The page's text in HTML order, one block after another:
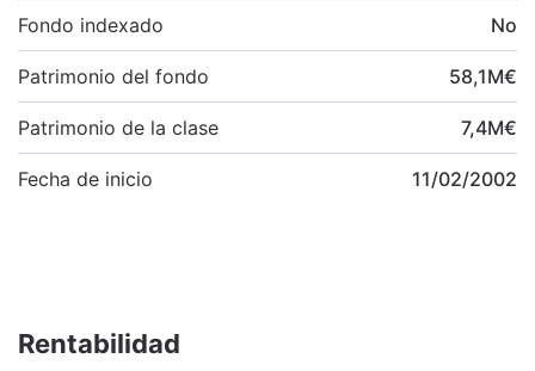
Fondo indexado No
Patrimonio del fondo 58,1M€
Patrimonio de la clase 7,4M€
Fecha de inicio 11/02/2002
Rentabilidad